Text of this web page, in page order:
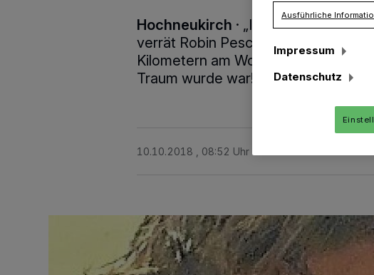
Hochneukirch · „Im Ziel sind mir
verrät Robin Pesch direkt nach
Kilometern am Wochenende,
Traum wurde war!
10.10.2018 , 08:52 Uhr
Ausführliche
Impressum
Datenschutz